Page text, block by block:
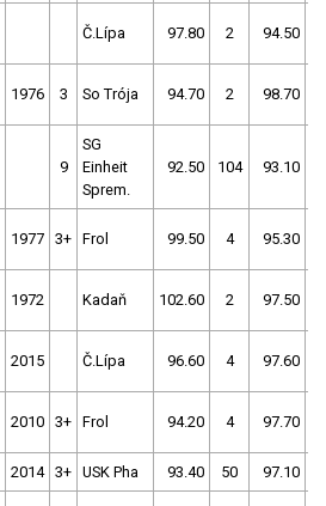
Č.Lípa 97.80 2 94.50
1976 3 So Trója 94.70 2 98.70
9
SG
Einheit
Sprem.
92.50 104 93.10
1977 3+ Frol 99.50 4 95.30
1972 Kadaň 102.60 2 97.50
2015 Č.Lípa 96.60 4 97.60
2010 3+ Frol 94.20 4 97.70
2014 3+ USK Pha 93.40 50 97.10